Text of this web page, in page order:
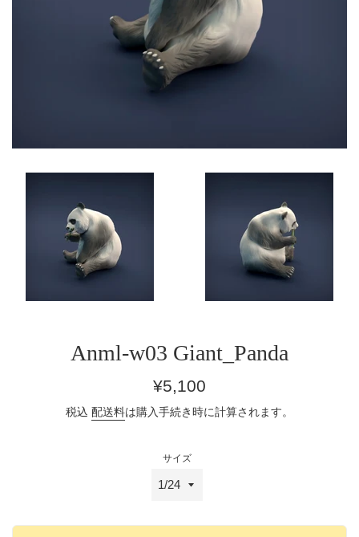
Anml-w03 Giant_Panda
通
価
¥5,100
税込 配送料は購入手続き時に計算されます。
サイズ